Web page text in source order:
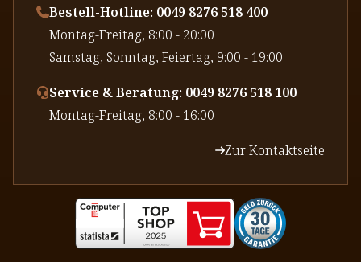
Bestell-Hotline: 0049 8276 518 400
⁠Montag-Freitag, 8:00 - 20:00
⁠Samstag, Sonntag, Feiertag, 9:00 - 19:00
Service & Beratung: 0049 8276 518 100
⁠Montag-Freitag, 8:00 - 16:00
Zur Kontaktseite